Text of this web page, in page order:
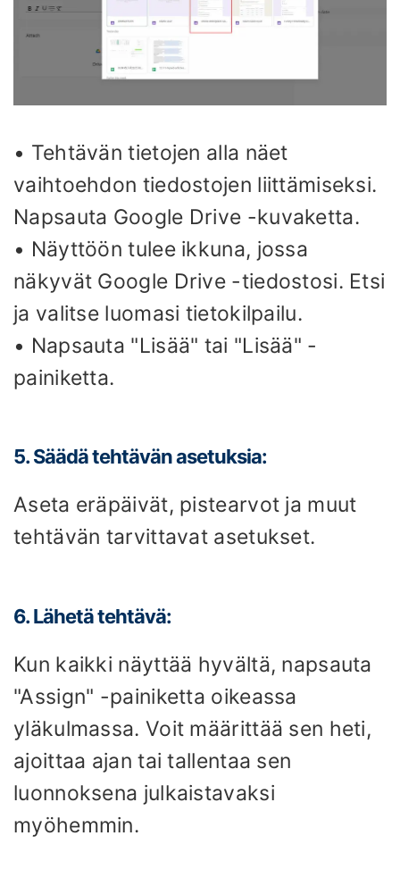
• Tehtävän tietojen alla näet
vaihtoehdon tiedostojen liittämiseksi.
Napsauta Google Drive -kuvaketta.
• Näyttöön tulee ikkuna, jossa
näkyvät Google Drive -tiedostosi. Etsi
ja valitse luomasi tietokilpailu.
• Napsauta "Lisää" tai "Lisää" -
painiketta.
5. Säädä tehtävän asetuksia:
Aseta eräpäivät, pistearvot ja muut
tehtävän tarvittavat asetukset.
6. Lähetä tehtävä:
Kun kaikki näyttää hyvältä, napsauta
"Assign" -painiketta oikeassa
yläkulmassa. Voit määrittää sen heti,
ajoittaa ajan tai tallentaa sen
luonnoksena julkaistavaksi
myöhemmin.